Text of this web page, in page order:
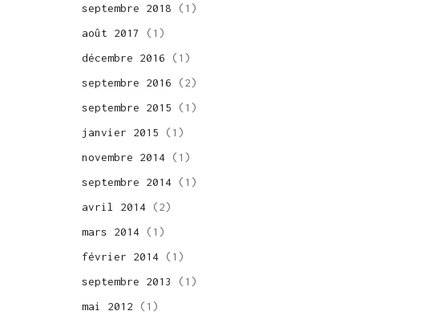
septembre 2018 (1)
août 2017
(1)
décembre 2016 (1)
septembre 2016 (2)
septembre 2015 (1)
janvier 2015 (1)
novembre 2014 (1)
septembre 2014 (1)
avril 2014 (2)
mars 2014 (1)
février 2014 (1)
septembre 2013
(1)
mai 2012 (1)